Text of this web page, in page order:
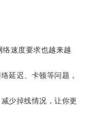
速度要求也越来越
迟、卡顿等问题，
少掉线情况，让你更